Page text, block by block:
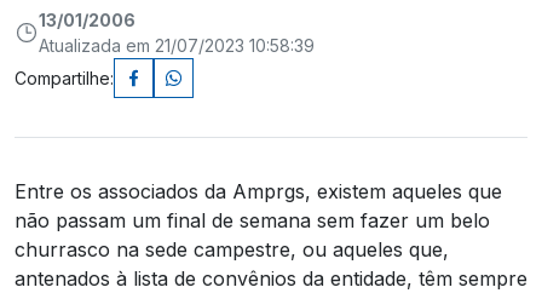
13/01/2006
Atualizada em 21/07/2023 10:58:39
Compartilhe:
Entre os associados da Amprgs, existem aqueles que
não passam um final de semana sem fazer um belo
churrasco na sede campestre, ou aqueles que,
antenados à lista de convênios da entidade, têm sempre